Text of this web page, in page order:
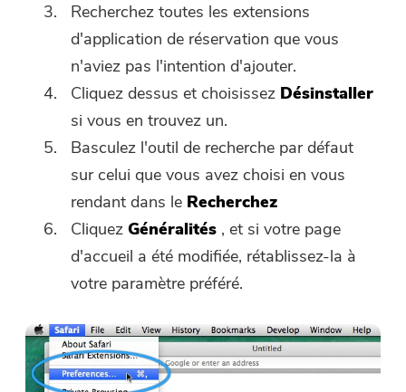
Recherchez toutes les extensions
d'application de réservation que vous
n'aviez pas l'intention d'ajouter.
Cliquez dessus et choisissez Désinstaller
si vous en trouvez un.
Basculez l'outil de recherche par défaut
sur celui que vous avez choisi en vous
rendant dans le Recherchez
CliquezGénéralités , et si votre page
d'accueil a été modifiée, rétablissez-la à
votre paramètre préféré.